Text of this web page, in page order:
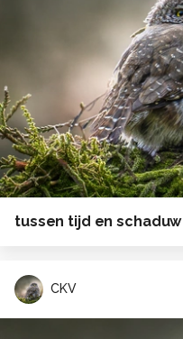
tussen tijd en schaduw
CKV